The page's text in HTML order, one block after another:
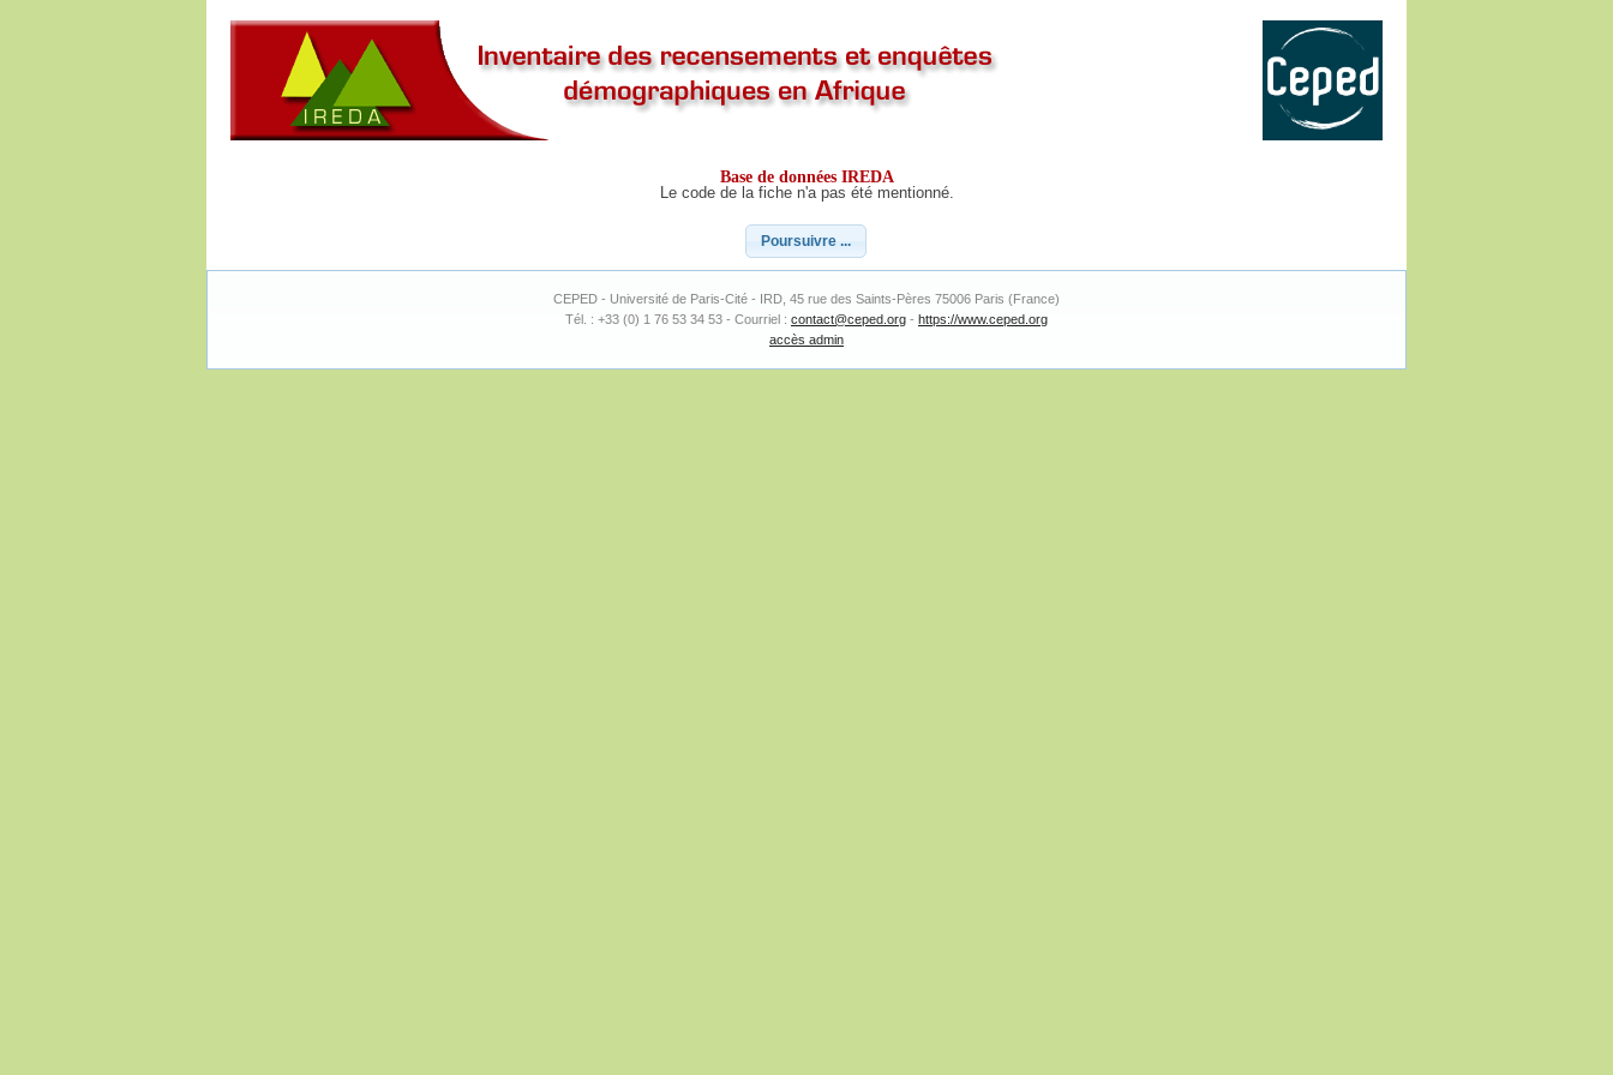
Base de données IREDA
Le code de la fiche n'a pas été mentionné.
Poursuivre ...
CEPED - Université de Paris-Cité - IRD, 45 rue des Saints-Pères 75006 Paris (France)
Tél. : +33 (0) 1 76 53 34 53 - Courriel : contact@ceped.org - https://www.ceped.org
accès admin